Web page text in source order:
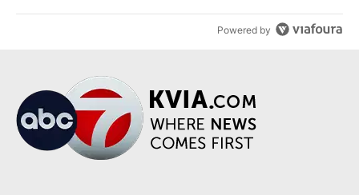
Powered by